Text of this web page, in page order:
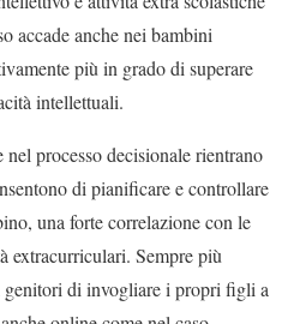
accade anche nei bambini
più in grado di superare
intellettuali.
processo decisionale rientrano
di pianificare e controllare
una forte correlazione con le
extracurriculari. Sempre più
di invogliare i propri figli a